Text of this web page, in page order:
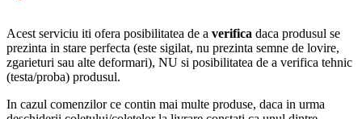
Acest serviciu iti ofera posibilitatea de a verifica daca produsul se
prezinta in stare perfecta (este sigilat, nu prezinta semne de lovire,
zgarieturi sau alte deformari), NU si posibilitatea de a verifica tehnic
(testa/proba) produsul.
In cazul comenzilor ce contin mai multe produse, daca in urma